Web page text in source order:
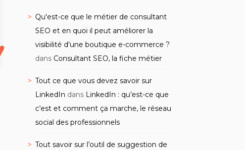
Qu'est-ce que le métier de consultant
SEO et en quoi il peut améliorer la
visibilité d'une boutique e-commerce ?
dans Consultant SEO, la fiche métier
Tout ce que vous devez savoir sur
LinkedIn dans LinkedIn : qu’est-ce que
c’est et comment ça marche, le réseau
social des professionnels
Tout savoir sur l’outil de suggestion de